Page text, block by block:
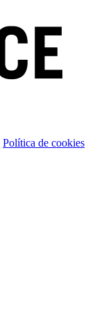
Política de cookies